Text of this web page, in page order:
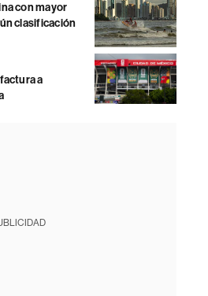
con mayor
clasificación
a